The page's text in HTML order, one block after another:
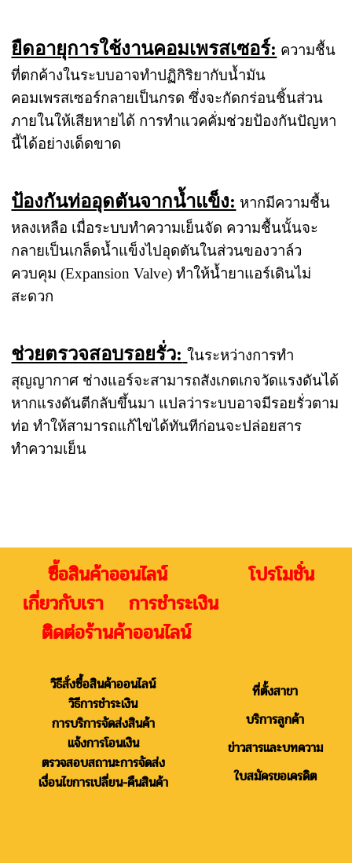
ยืดอายุการใช้งานคอมเพรสเซอร์: ความชื้น
ที่ตกค้างในระบบอาจทำปฏิกิริยากับน้ำมัน
คอมเพรสเซอร์กลายเป็นกรด ซึ่งจะกัดกร่อนชิ้นส่วน
ภายในให้เสียหายได้ การทำแวคคั่มช่วยป้องกันปัญหา
นี้ได้อย่างเด็ดขาด
ป้องกันท่ออุดตันจากน้ำแข็ง: หากมีความชื้น
หลงเหลือ เมื่อระบบทำความเย็นจัด ความชื้นนั้นจะ
กลายเป็นเกล็ดน้ำแข็งไปอุดตันในส่วนของวาล์ว
ควบคุม (Expansion Valve) ทำให้น้ำยาแอร์เดินไม่
สะดวก
ช่วยตรวจสอบรอยรั่ว: ในระหว่างการทำ
สุญญากาศ ช่างแอร์จะสามารถสังเกตเกจวัดแรงดันได้
หากแรงดันตีกลับขึ้นมา แปลว่าระบบอาจมีรอยรั่วตาม
ท่อ ทำให้สามารถแก้ไขได้ทันทีก่อนจะปล่อยสาร
ทำความเย็น
ซื้อสินค้าออนไลน์ โปรโมชั่น
เกี่ยวกับเรา การชำระเงิน
ติดต่อร้านค้าออนไลน์
วิธีสั่งซื้อสินค้าออนไลน์
วิธีการชำระเงิน
การบริการจัดส่งสินค้า
แจ้งการโอนเงิน
ตรวจสอบสถานะการจัดส่ง
เงื่อนไขการเปลี่ยน-คืนสินค้า
ที่ตั้งสาขา
บริการลูกค้า
ข่าวสารและบทความ
ใบสมัครขอเครดิต